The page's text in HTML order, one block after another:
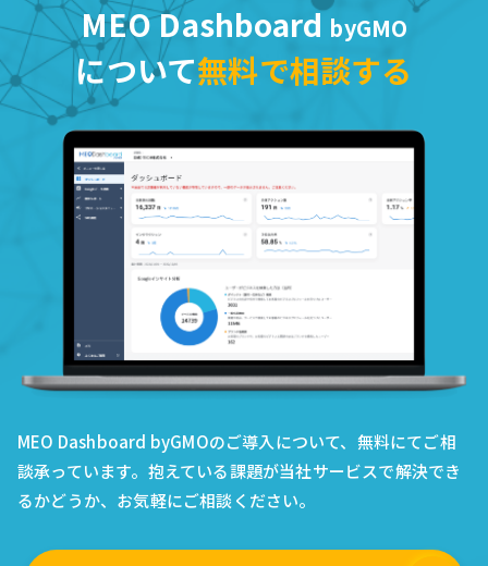
MEO DashboardbyGMO
について無料で相談する
MEO Dashboard byGMOのご導入について、無料にてご相
談承っています。抱えている課題が当社サービスで解決でき
るかどうか、お気軽にご相談ください。